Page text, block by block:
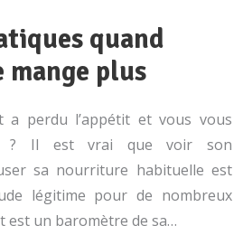
quand
mange plus
a perdu l’appétit et vous vous
? Il est vrai que voir son
sa nourriture habituelle est
légitime pour de nombreux
est un baromètre de sa…